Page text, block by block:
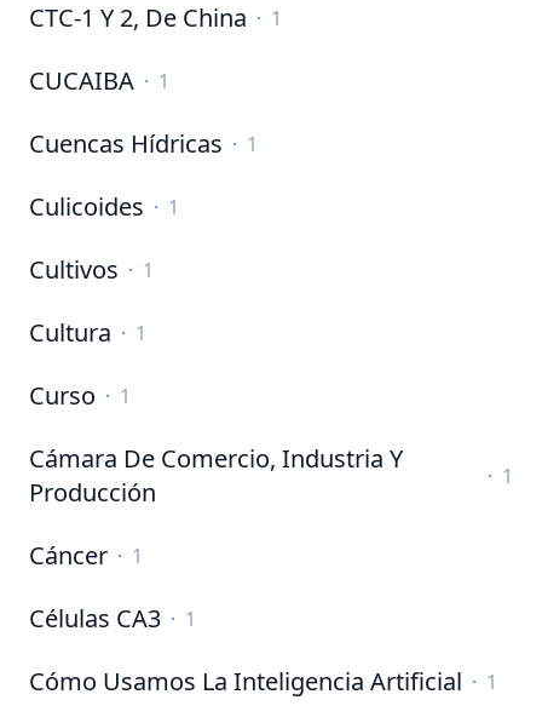
CTC-1 Y 2, De China · 1
CUCAIBA · 1
Cuencas Hídricas · 1
Culicoides · 1
Cultivos · 1
Cultura · 1
Curso · 1
Cámara De Comercio, Industria Y
Producción
· 1
Cáncer · 1
Células CA3 · 1
Cómo Usamos La Inteligencia Artificial · 1